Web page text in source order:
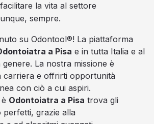
la vita al settore
sempre.
su Odontool®! La piattaforma
a Pisa e in tutta Italia e al
La nostra missione è
carriera e offrirti opportunità
con ciò a cui aspiri.
Odontoiatra a Pisa trova gli
grazie alla